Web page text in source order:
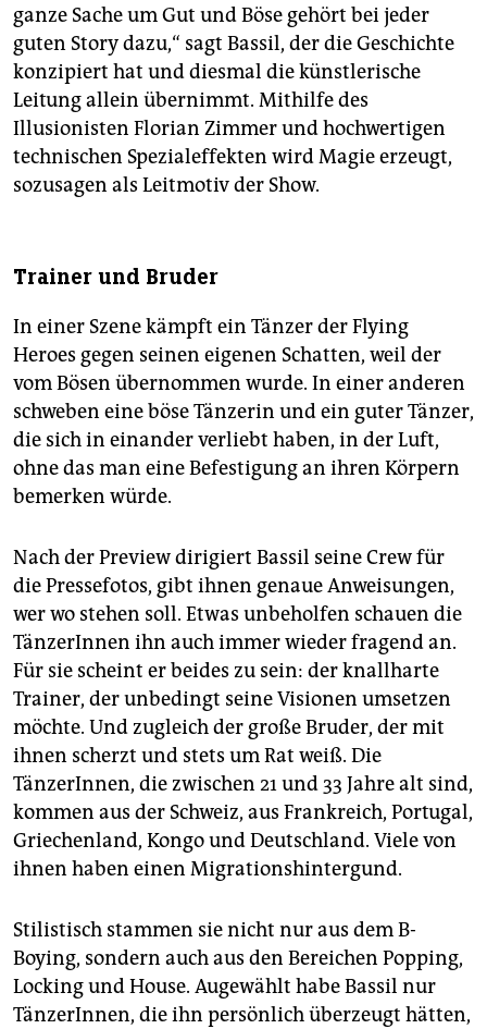
ganze Sache um Gut und Böse gehört bei jeder
guten Story dazu,“ sagt Bassil, der die Geschichte
konzipiert hat und diesmal die künstlerische
Leitung allein übernimmt. Mithilfe des
Illusionisten Florian Zimmer und hochwertigen
technischen Spezialeffekten wird Magie erzeugt,
sozusagen als Leitmotiv der Show.
Trainer und Bruder
In einer Szene kämpft ein Tänzer der Flying
Heroes gegen seinen eigenen Schatten, weil der
vom Bösen übernommen wurde. In einer anderen
schweben eine böse Tänzerin und ein guter Tänzer,
die sich in einander verliebt haben, in der Luft,
ohne das man eine Befestigung an ihren Körpern
bemerken würde.
Nach der Preview dirigiert Bassil seine Crew für
die Pressefotos, gibt ihnen genaue Anweisungen,
wer wo stehen soll. Etwas unbeholfen schauen die
TänzerInnen ihn auch immer wieder fragend an.
Für sie scheint er beides zu sein: der knallharte
Trainer, der unbedingt seine Visionen umsetzen
möchte. Und zugleich der große Bruder, der mit
ihnen scherzt und stets um Rat weiß. Die
TänzerInnen, die zwischen 21 und 33 Jahre alt sind,
kommen aus der Schweiz, aus Frankreich, Portugal,
Griechenland, Kongo und Deutschland. Viele von
ihnen haben einen Migrationshintergund.
Stilistisch stammen sie nicht nur aus dem B-
Boying, sondern auch aus den Bereichen Popping,
Locking und House. Augewählt habe Bassil nur
TänzerInnen, die ihn persönlich überzeugt hätten,